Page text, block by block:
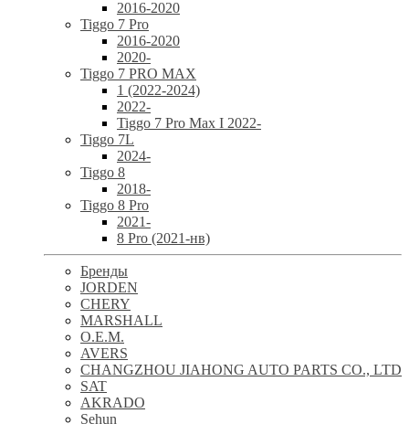
2016-2020
Tiggo 7 Pro
2016-2020
2020-
Tiggo 7 PRO MAX
1 (2022-2024)
2022-
Tiggo 7 Pro Max I 2022-
Tiggo 7L
2024-
Tiggo 8
2018-
Tiggo 8 Pro
2021-
8 Pro (2021-нв)
Бренды
JORDEN
CHERY
MARSHALL
O.E.M.
AVERS
CHANGZHOU JIAHONG AUTO PARTS CO., LTD
SAT
AKRADO
Sehun